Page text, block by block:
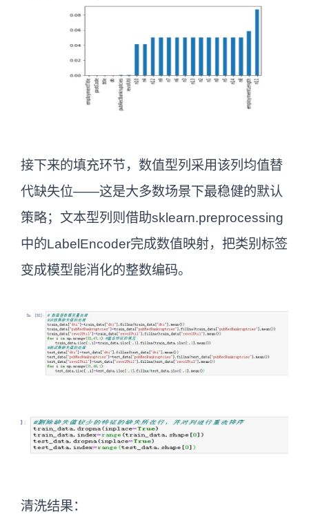
接下来的填充环节，数值型列采用该列均值替
代缺失位——这是大多数场景下最稳健的默认
策略；文本型列则借助sklearn.preprocessing
中的LabelEncoder完成数值映射，把类别标签
变成模型能消化的整数编码。
清洗结果：